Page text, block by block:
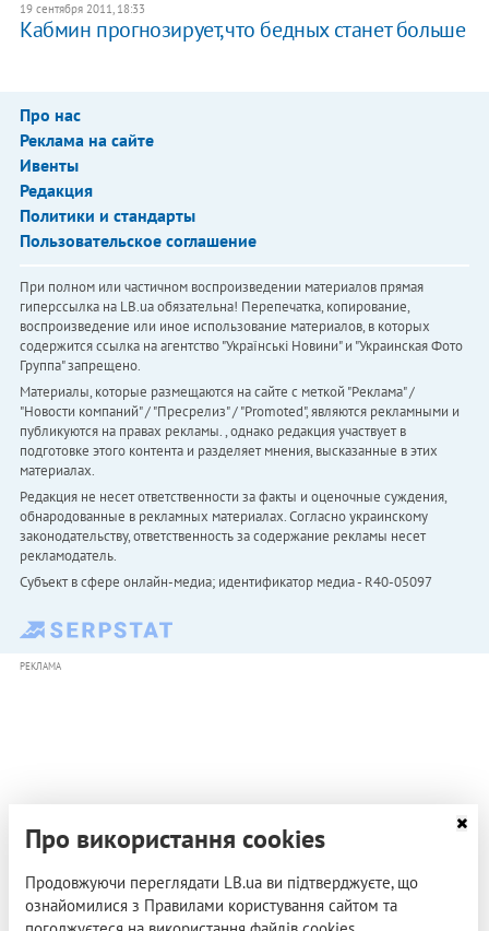
19 сентября 2011, 18:33
Кабмин прогнозирует,что бедных станет больше
Про нас
Реклама на сайте
Ивенты
Редакция
Политики и стандарты
Пользовательское соглашение
При полном или частичном воспроизведении материалов прямая
гиперссылка на LB.ua обязательна! Перепечатка, копирование,
воспроизведение или иное использование материалов, в которых
содержится ссылка на агентство "Українськi Новини" и "Украинская Фото
Группа" запрещено.
Материалы, которые размещаются на сайте с меткой "Реклама" /
"Новости компаний" / "Пресрелиз" / "Promoted", являются рекламными и
публикуются на правах рекламы. , однако редакция участвует в
подготовке этого контента и разделяет мнения, высказанные в этих
материалах.
Редакция не несет ответственности за факты и оценочные суждения,
обнародованные в рекламных материалах. Согласно украинскому
законодательству, ответственность за содержание рекламы несет
рекламодатель.
Субъект в сфере онлайн-медиа; идентификатор медиа - R40-05097
РЕКЛАМА
Про використання cookies
Продовжуючи переглядати LB.ua ви підтверджуєте, що
ознайомилися з Правилами користування сайтом та